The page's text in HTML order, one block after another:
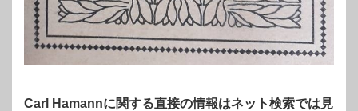
Carl Hamannに関する直接の情報はネット検索では見